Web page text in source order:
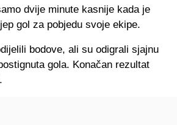
dvije minute kasnije kada je
gol za pobjedu svoje ekipe.
bodove, ali su odigrali sjajnu
gola. Konačan rezultat